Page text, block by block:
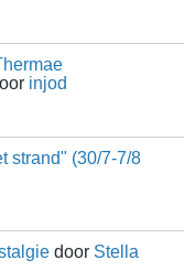
injod
strand" (30/7-7/8
door Stella